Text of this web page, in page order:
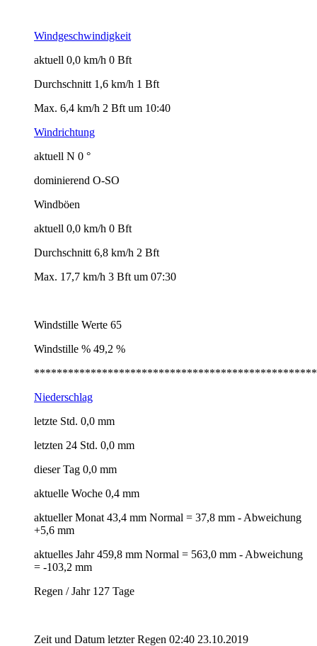
Windgeschwindigkeit
aktuell 0,0 km/h 0 Bft
Durchschnitt 1,6 km/h 1 Bft
Max. 6,4 km/h 2 Bft um 10:40
Windrichtung
aktuell N 0 °
dominierend O-SO
Windböen
aktuell 0,0 km/h 0 Bft
Durchschnitt 6,8 km/h 2 Bft
Max. 17,7 km/h 3 Bft um 07:30
Windstille Werte 65
Windstille % 49,2 %
Niederschlag
letzte Std. 0,0 mm
letzten 24 Std. 0,0 mm
dieser Tag 0,0 mm
aktuelle Woche 0,4 mm
aktueller Monat 43,4 mm Normal = 37,8 mm - Abweichung
+5,6 mm
aktuelles Jahr 459,8 mm Normal = 563,0 mm - Abweichung
= -103,2 mm
Regen / Jahr 127 Tage
Zeit und Datum letzter Regen 02:40 23.10.2019